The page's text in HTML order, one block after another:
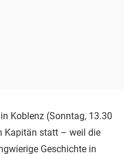
Koblenz (Sonntag, 13.30
Kapitän statt – weil die
Geschichte in